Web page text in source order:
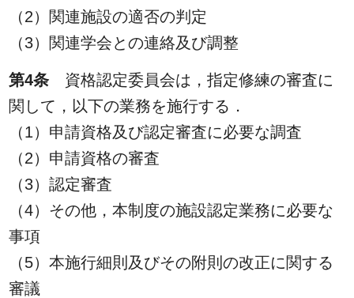
（2）関連施設の適否の判定
（3）関連学会との連絡及び調整
第4条 資格認定委員会は，指定修練の審査に
関して，以下の業務を施行する．
（1）申請資格及び認定審査に必要な調査
（2）申請資格の審査
（3）認定審査
（4）その他，本制度の施設認定業務に必要な
事項
（5）本施行細則及びその附則の改正に関する
審議